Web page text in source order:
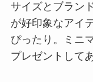
サイズとブラン
が好印象なアイテ
ぴったり。ミニ
プレゼントして